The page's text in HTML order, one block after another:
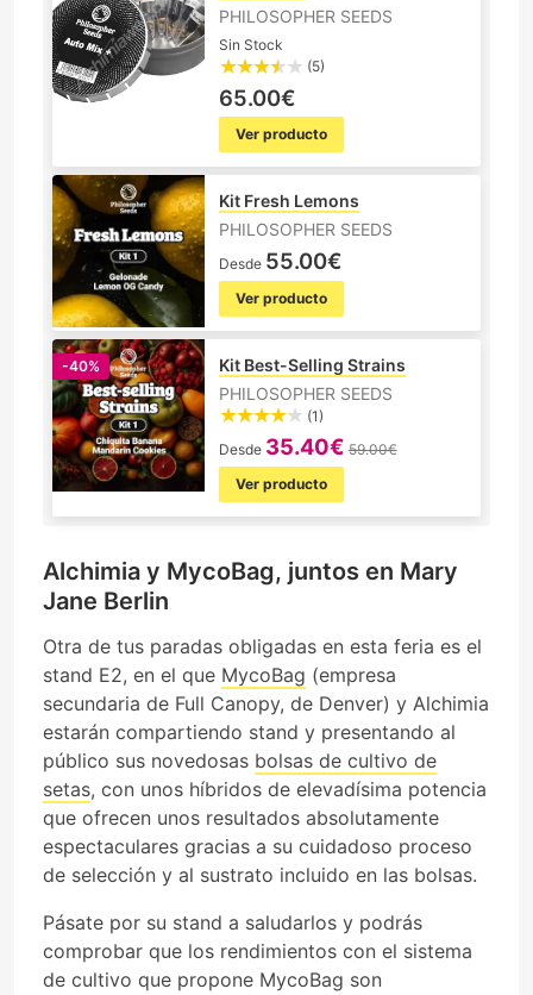
PHILOSOPHER SEEDS
Sin Stock
(5)
65.00€
Ver producto
Kit Fresh Lemons
PHILOSOPHER SEEDS
Desde 55.00€
Ver producto
-40%
Kit Best-Selling Strains
PHILOSOPHER SEEDS
(1)
Desde 35.40€ 59.00€
Ver producto
Alchimia y MycoBag, juntos en Mary
Jane Berlin
Otra de tus paradas obligadas en esta feria es el
stand E2, en el que MycoBag (empresa
secundaria de Full Canopy, de Denver) y Alchimia
estarán compartiendo stand y presentando al
público sus novedosas bolsas de cultivo de
setas, con unos híbridos de elevadísima potencia
que ofrecen unos resultados absolutamente
espectaculares gracias a su cuidadoso proceso
de selección y al sustrato incluido en las bolsas.
Pásate por su stand a saludarlos y podrás
comprobar que los rendimientos con el sistema
de cultivo que propone MycoBag son